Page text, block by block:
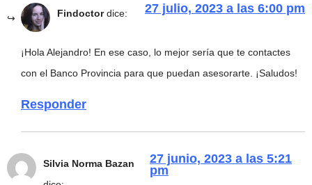
Findoctor dice: 27 julio, 2023 a las 6:00 pm
¡Hola Alejandro! En ese caso, lo mejor sería que te contactes
con el Banco Provincia para que puedan asesorarte. ¡Saludos!
Responder
Silvia Norma Bazan
27 junio, 2023 a las 5:21
pm